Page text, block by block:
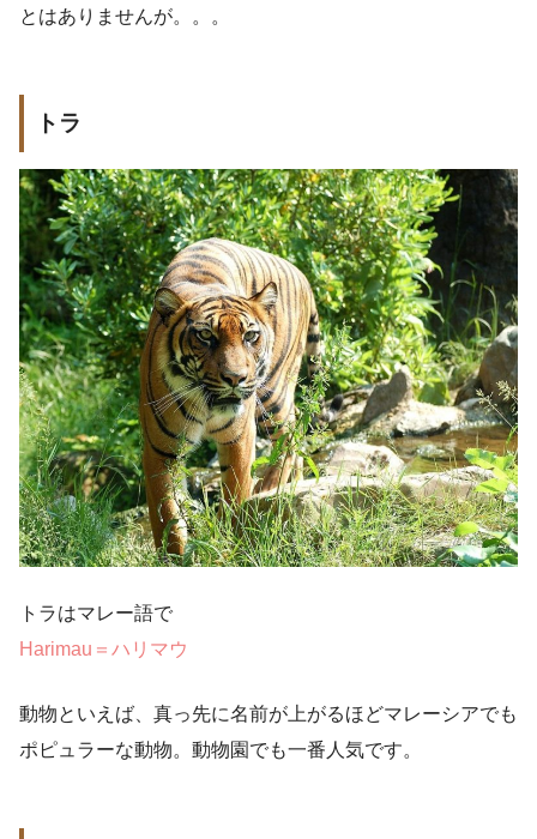
とはありませんが。。。
トラ
トラはマレー語で
Harimau＝ハリマウ
動物といえば、真っ先に名前が上がるほどマレーシアでも
ポピュラーな動物。動物園でも一番人気です。